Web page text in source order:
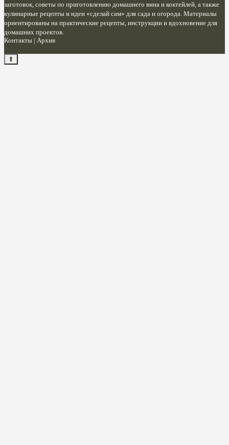
заготовок, советы по приготовлению домашнего вина и коктейлей, а также
кулинарные рецепты и идеи «сделай сам» для сада и огорода. Материалы
ориентированы на практические рецепты, инструкции и вдохновение для
домашних проектов.
Контакты | Архив